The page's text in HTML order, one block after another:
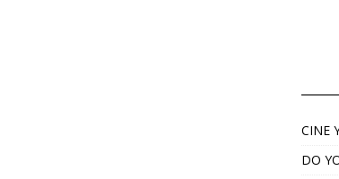
CINE
DO